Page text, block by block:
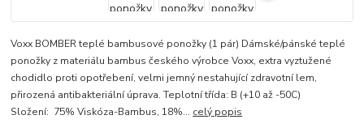
Voxx BOMBER teplé bambusové ponožky (1 pár) Dámské/pánské teplé
ponožky z materiálu bambus českého výrobce Voxx, extra vyztužené
chodidlo proti opotřebení, velmi jemný nestahující zdravotní lem,
přirozená antibakteriální úprava. Teplotní třída: B (+10 až -50C)
Složení: 75% Viskóza-Bambus, 18%... celý popis